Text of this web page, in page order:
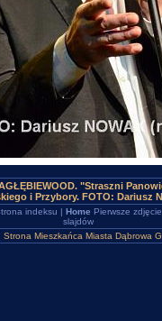
"Straszni
i Przybory. FOTO: Dariusz
indeksu | Home Pierwsze
slajdów
Strona Mieszkańca Miasta Dąbrowa